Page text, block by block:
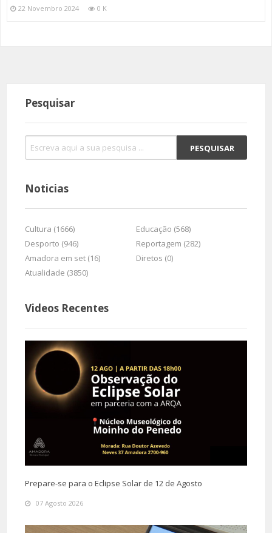
22 Novembro 2024 0 K
Pesquisar
Noticias
Cultura (1666)
Educação (568)
Desporto (946)
Reportagem (282)
Amadora em set (16)
Diretos (0)
Atualidade (3850)
Videos Recentes
Prepare-se para o Eclipse Solar de 12 de Agosto
07 Agosto 2026